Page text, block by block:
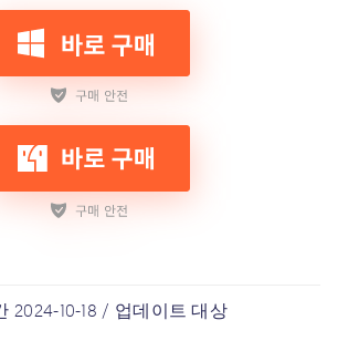
2024-10-18 / 업데이트 대상